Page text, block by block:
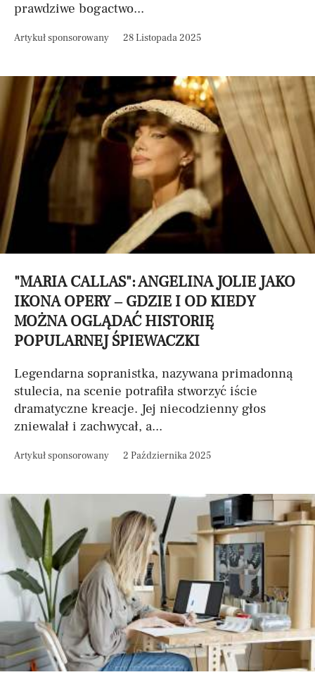
prawdziwe bogactwo...
Artykuł sponsorowany 28 Listopada 2025
"MARIA CALLAS": ANGELINA JOLIE JAKO
IKONA OPERY – GDZIE I OD KIEDY
MOŻNA OGLĄDAĆ HISTORIĘ
POPULARNEJ ŚPIEWACZKI
Legendarna sopranistka, nazywana primadonną
stulecia, na scenie potrafiła stworzyć iście
dramatyczne kreacje. Jej niecodzienny głos
zniewalał i zachwycał, a...
Artykuł sponsorowany 2 Października 2025